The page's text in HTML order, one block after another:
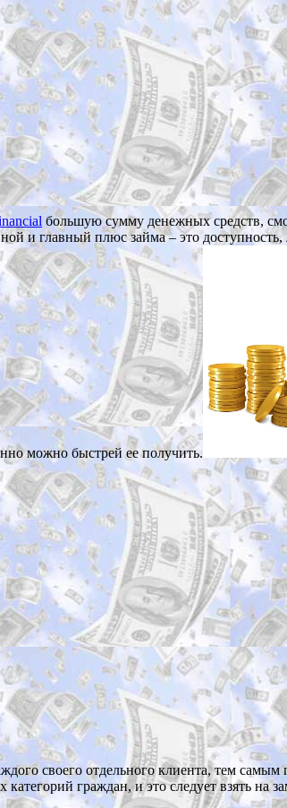
большую сумму денежных средств,
и главный плюс займа – это
можно быстрей ее получить.
своего отдельного клиента, тем
граждан, и это следует взять на